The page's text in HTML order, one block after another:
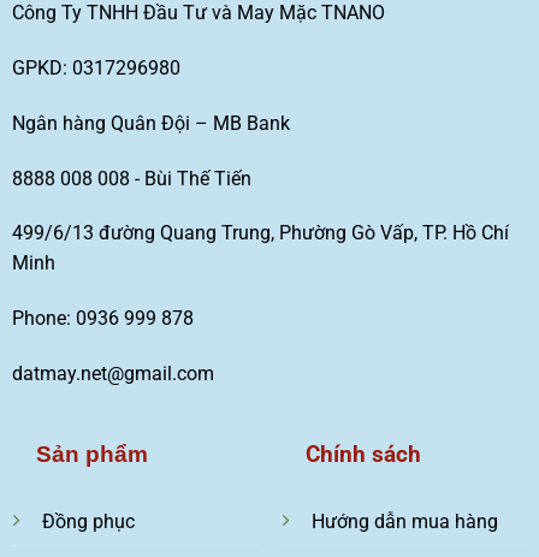
Công Ty TNHH Đầu Tư và May Mặc TNANO
GPKD: 0317296980
Ngân hàng Quân Đội – MB Bank
8888 008 008 - Bùi Thế Tiến
499/6/13 đường Quang Trung, Phường Gò Vấp, TP. Hồ Chí
Minh
Phone: 0936 999 878
datmay.net@gmail.com
Sản phẩm
Đồng phục
Chính sách
Hướng dẫn mua hàng